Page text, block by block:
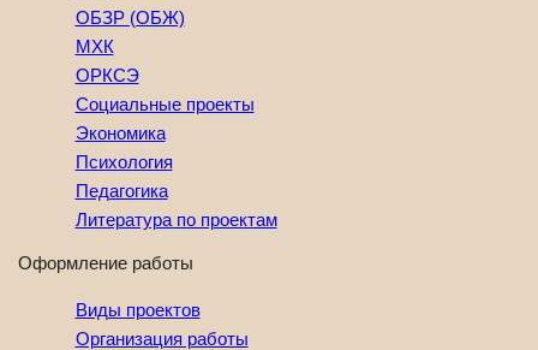
ОБЗР (ОБЖ)
МХК
ОРКСЭ
Социальные проекты
Экономика
Психология
Педагогика
Литература по проектам
Оформление работы
Виды проектов
Организация работы